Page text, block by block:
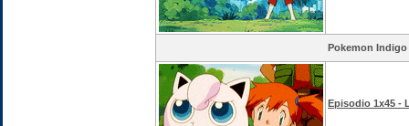
Pokemon Indigo
Episodio 1x45 -